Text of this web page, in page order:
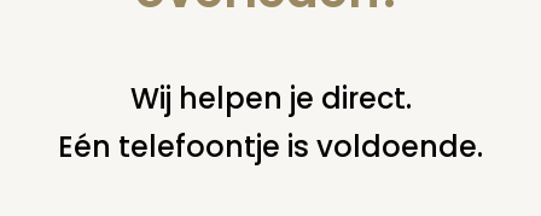
U bent hier: home juridisch cremeren bijzetten of
plaatsen urn tussen graven in
Wij helpen je direct.
Eén telefoontje is voldoende.